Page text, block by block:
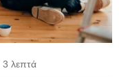
3 λεπτά